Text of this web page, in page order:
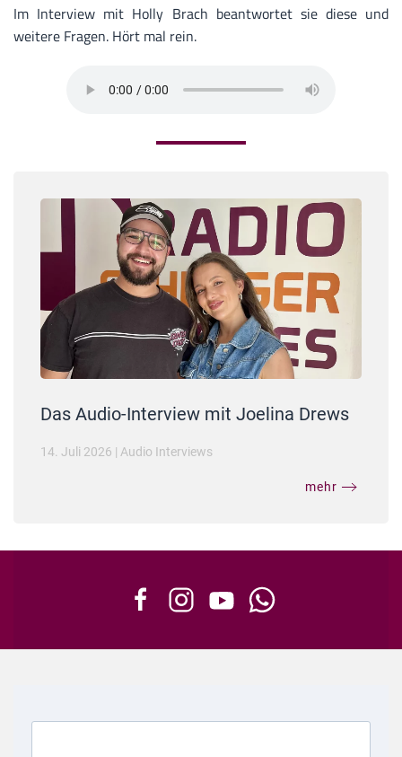
Im Interview mit Holly Brach beantwortet sie diese und
weitere Fragen. Hört mal rein.
Das Audio-Interview mit Joelina Drews
14. Juli 2026 | Audio Interviews
mehr